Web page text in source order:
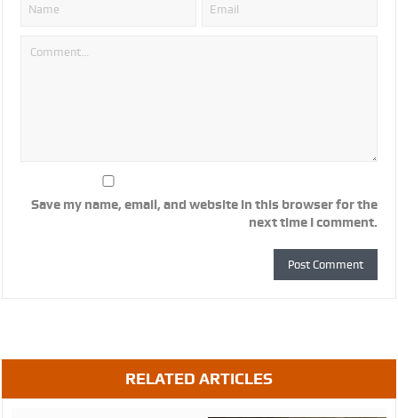
Save my name, email, and website in this browser for the
next time I comment.
RELATED ARTICLES